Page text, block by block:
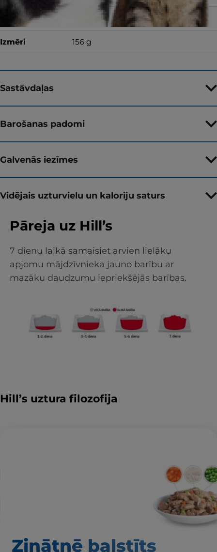
Izmēri 156 g
Sastāvdaļas
Barošanas padomi
Galvenās iezīmes
Vidējais uzturvielu un kaloriju saturs
Pāreja uz Hill’s
7 dienu laikā samaisiet arvien lielāku
apjomu mājdzīvnieka jauno barību ar
mazāku daudzumu iepriekšējās barības.
Hill’s uztura filozofija
Zinātnē balstīts